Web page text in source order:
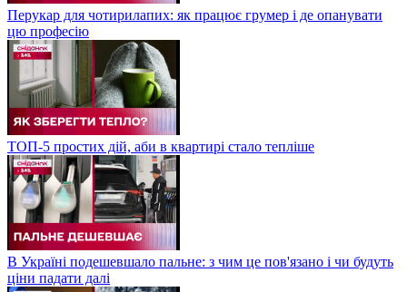
Перукар для чотирилапих: як працює грумер і де опанувати
цю професію
ТОП-5 простих дій, аби в квартирі стало тепліше
В Україні подешевшало пальне: з чим це пов'язано і чи будуть
ціни падати далі